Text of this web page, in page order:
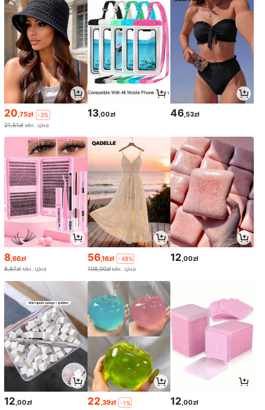
20,75zł
-3%
21,51zł мін. ціна
13,00zł 46,53zł
8 ,66zł
8,67zł мін. ціна
56,16zł
-48%
108,00złмін. ціна
12 ,00zł
12 ,00zł 22 ,39zł
-1%
12 ,00zł